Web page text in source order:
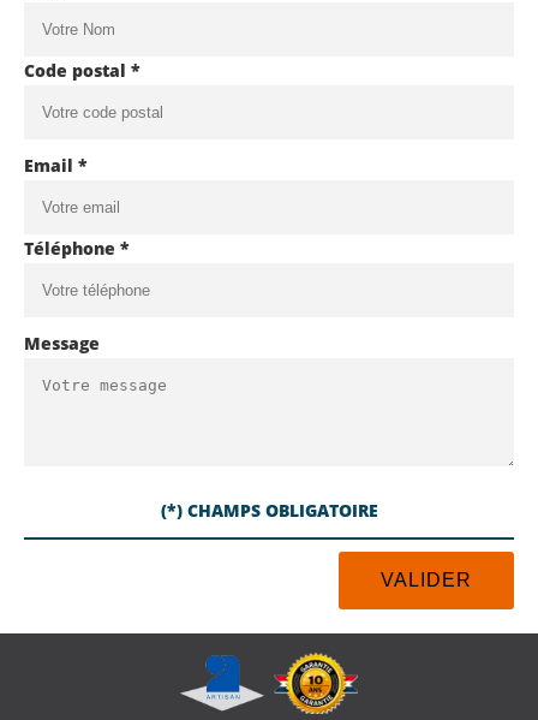
Code postal *
Email *
Téléphone *
Message
(*) CHAMPS OBLIGATOIRE